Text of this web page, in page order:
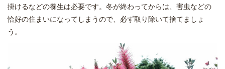
掛けるなどの養生は必要です。冬が終わってからは、害虫などの
恰好の住まいになってしまうので、必ず取り除いて捨てましょ
う。